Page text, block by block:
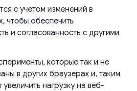
с учетом изменений в
чтобы обеспечить
и согласованность с другими
которые так и не
в других браузерах и, таким
нагрузку на веб-